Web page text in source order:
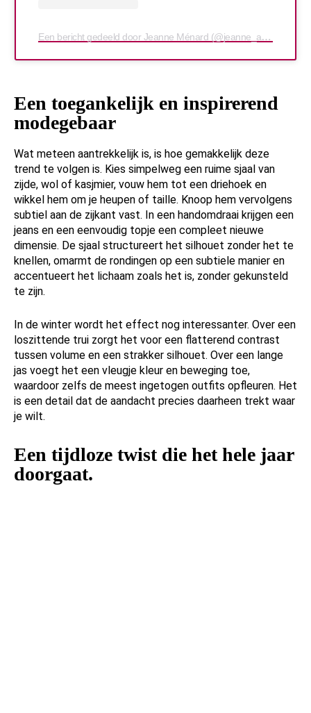
Een bericht gedeeld door Jeanne Ménard (@jeanne_andreaa)
Een toegankelijk en inspirerend
modegebaar
Wat meteen aantrekkelijk is, is hoe gemakkelijk deze
trend te volgen is. Kies simpelweg een ruime sjaal van
zijde, wol of kasjmier, vouw hem tot een driehoek en
wikkel hem om je heupen of taille. Knoop hem vervolgens
subtiel aan de zijkant vast. In een handomdraai krijgen een
jeans en een eenvoudig topje een compleet nieuwe
dimensie. De sjaal structureert het silhouet zonder het te
knellen, omarmt de rondingen op een subtiele manier en
accentueert het lichaam zoals het is, zonder gekunsteld
te zijn.
In de winter wordt het effect nog interessanter. Over een
loszittende trui zorgt het voor een flatterend contrast
tussen volume en een strakker silhouet. Over een lange
jas voegt het een vleugje kleur en beweging toe,
waardoor zelfs de meest ingetogen outfits opfleuren. Het
is een detail dat de aandacht precies daarheen trekt waar
je wilt.
Een tijdloze twist die het hele jaar
doorgaat.